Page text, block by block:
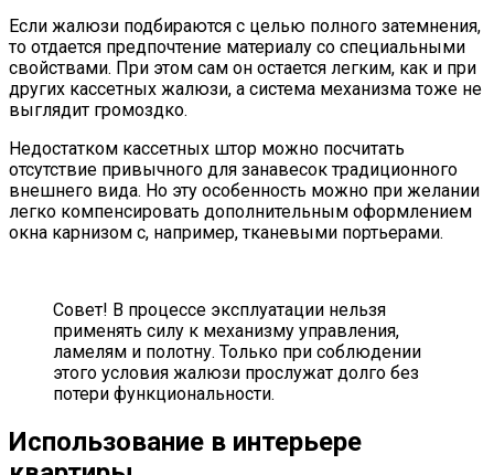
Если жалюзи подбираются с целью полного затемнения,
то отдается предпочтение материалу со специальными
свойствами. При этом сам он остается легким, как и при
других кассетных жалюзи, а система механизма тоже не
выглядит громоздко.
Недостатком кассетных штор можно посчитать
отсутствие привычного для занавесок традиционного
внешнего вида. Но эту особенность можно при желании
легко компенсировать дополнительным оформлением
окна карнизом с, например, тканевыми портьерами.
Совет! В процессе эксплуатации нельзя
применять силу к механизму управления,
ламелям и полотну. Только при соблюдении
этого условия жалюзи прослужат долго без
потери функциональности.
Использование в интерьере